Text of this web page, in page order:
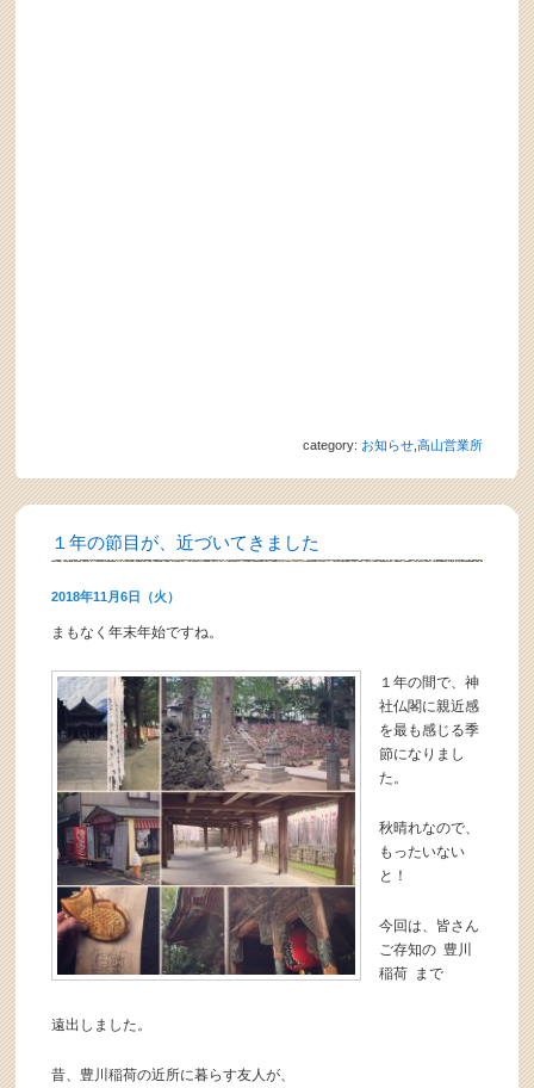
category: お知らせ, 高山営業所
１年の節目が、近づいてきました
2018年11月6日（火）
まもなく年末年始ですね。
１年の間で、神
社仏閣に親近感
を最も感じる季
節になりまし
た。
秋晴れなので、
もったいない
と！
今回は、皆さん
ご存知の 豊川
稲荷 まで
遠出しました。
昔、豊川稲荷の近所に暮らす友人が、